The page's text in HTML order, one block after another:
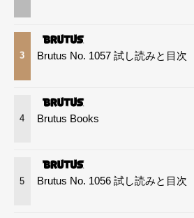
3 Brutus No. 1057 試し読みと目次
4 Brutus Books
5 Brutus No. 1056 試し読みと目次